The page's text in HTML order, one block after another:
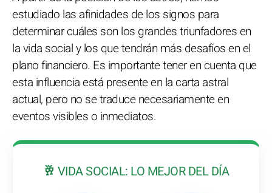
estudiado las afinidades de los signos para
determinar cuáles son los grandes triunfadores en
la vida social y los que tendrán más desafíos en el
plano financiero. Es importante tener en cuenta que
esta influencia está presente en la carta astral
actual, pero no se traduce necesariamente en
eventos visibles o inmediatos.
🥂 VIDA SOCIAL: LO MEJOR DEL DÍA